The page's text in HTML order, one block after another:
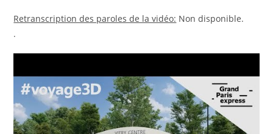
Retranscription des paroles de la vidéo: Non disponible.
.